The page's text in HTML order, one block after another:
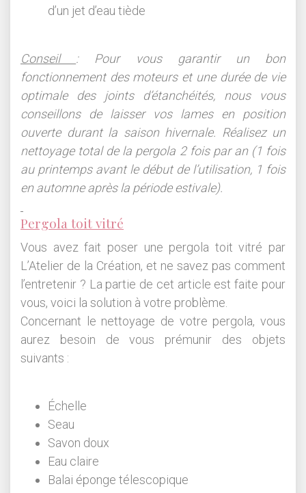
d’un jet d’eau tiède
Conseil : Pour vous garantir un bon
fonctionnement des moteurs et une durée de vie
optimale des joints d’étanchéités, nous vous
conseillons de laisser vos lames en position
ouverte durant la saison hivernale. Réalisez un
nettoyage total de la pergola 2 fois par an (1 fois
au printemps avant le début de l’utilisation, 1 fois
en automne après la période estivale).
Pergola toit vitré
Vous avez fait poser une pergola toit vitré par
L’Atelier de la Création, et ne savez pas comment
l’entretenir ? La partie de cet article est faite pour
vous, voici la solution à votre problème.
Concernant le nettoyage de votre pergola, vous
aurez besoin de vous prémunir des objets
suivants :
Échelle
Seau
Savon doux
Eau claire
Balai éponge télescopique